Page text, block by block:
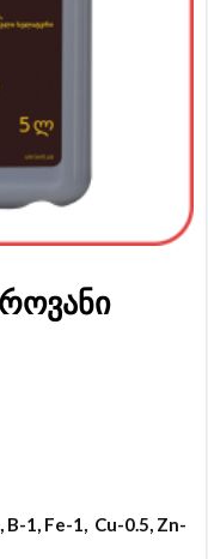
B-1, Fe-1, Cu-0.5, Zn-